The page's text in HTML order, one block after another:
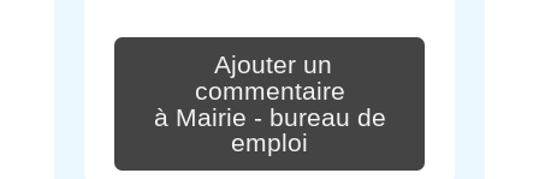
Ajouter un
commentaire
à Mairie - bureau de
emploi